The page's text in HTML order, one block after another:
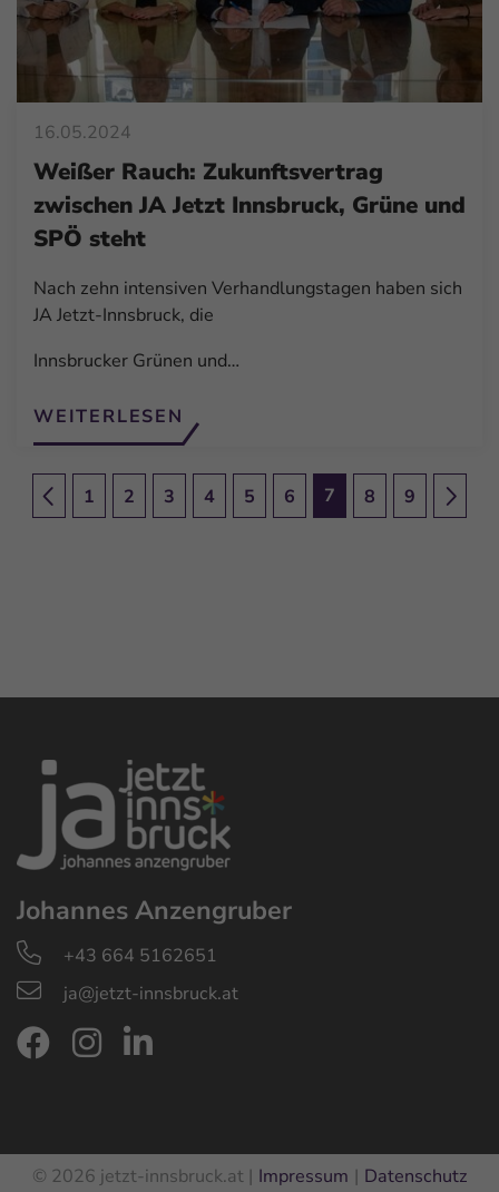
16.05.2024
Weißer Rauch: Zukunftsvertrag
zwischen JA Jetzt Innsbruck, Grüne und
SPÖ steht
Nach zehn intensiven Verhandlungstagen haben sich
JA Jetzt-Innsbruck, die
Innsbrucker Grünen und…
WEITERLESEN
1 2 3 4 5 6 7 8 9
Johannes Anzengruber
+43 664 5162651
ja@jetzt-innsbruck.at
© 2026 jetzt-innsbruck.at | Impressum Datenschutz